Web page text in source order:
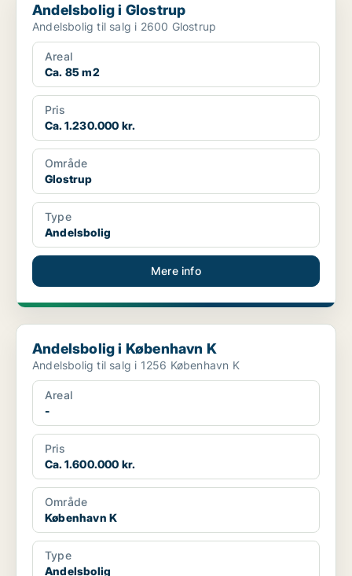
Andelsbolig i Glostrup
Andelsbolig til salg i 2600 Glostrup
Areal
Ca. 85 m2
Pris
Ca. 1.230.000 kr.
Område
Glostrup
Type
Andelsbolig
Mere info
Andelsbolig i København K
Andelsbolig i København K
Andelsbolig til salg i 1256 København K
Areal
-
Pris
Ca. 1.600.000 kr.
Område
København K
Type
Andelsbolig